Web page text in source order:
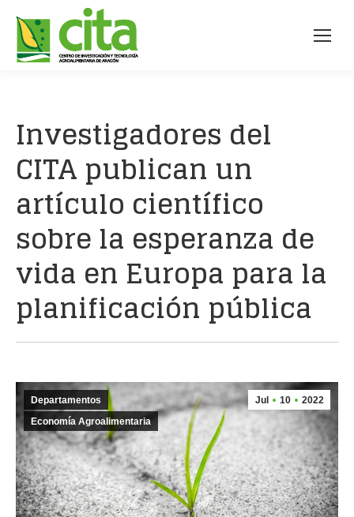
Investigadores del
CITA publican un
artículo científico
sobre la esperanza de
vida en Europa para la
planificación pública
Jul 10 2022
Departamentos
Economía Agroalimentaria